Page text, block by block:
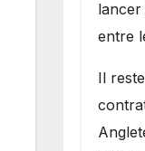
lancer
entre
​Il